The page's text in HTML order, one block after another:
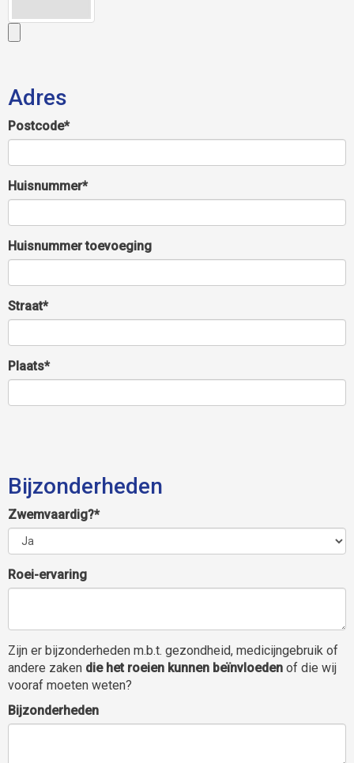
Adres
Postcode*
Huisnummer*
Huisnummer toevoeging
Straat*
Plaats*
Bijzonderheden
Zwemvaardig?*
Roei-ervaring
Zijn er bijzonderheden m.b.t. gezondheid, medicijngebruik of
andere zaken die het roeien kunnen beïnvloeden of die wij
vooraf moeten weten?
Bijzonderheden